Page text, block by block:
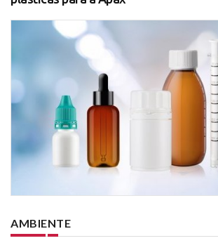
AMBIENTE